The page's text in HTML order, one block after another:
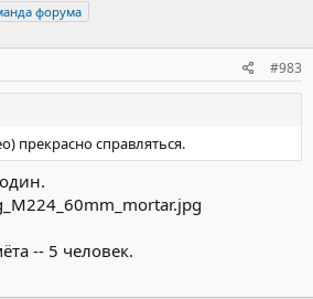
форума
#983
прекрасно справляться.
-- 5 человек.